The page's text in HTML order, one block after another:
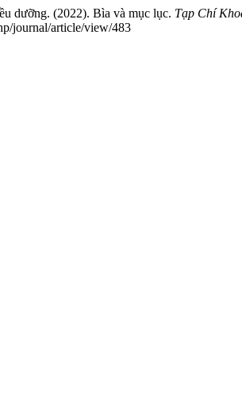
dưỡng. (2022). Bìa và mục lục. Tạp Chí
journal/article/view/483